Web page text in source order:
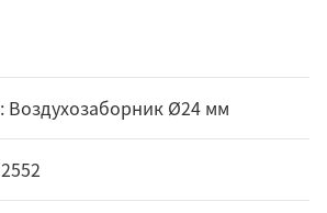
Воздухозаборник Ø24 мм
2552